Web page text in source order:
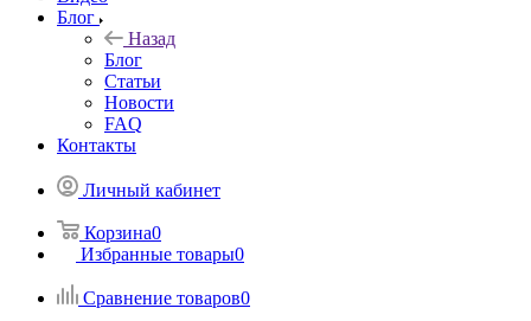
Блог
Назад
Блог
Статьи
Новости
FAQ
Контакты
Личный кабинет
Корзина0
Избранные товары0
Сравнение товаров0